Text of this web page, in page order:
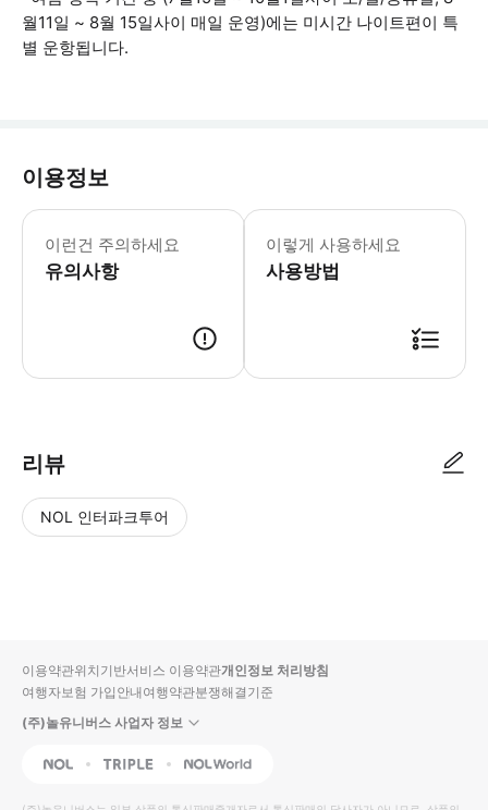
월11일 ~ 8월 15일사이 매일 운영)에는 미시간 나이트편이 특
별 운항됩니다.
이용정보
이런건 주의하세요
유의사항
성인 1명 참가 당 유아 1명은 무료로
이렇게 사용하세요
사용방법
리뷰
NOL 인터파크투어
입니
다.
높
동
순
상
이용약관위치기반서비스 이용약관개인정보 처리방침
여행자보험 가입안내여행약관분쟁해결기준
(주)놀유니버스 사업자 정보
NOL Triple Interpark Global